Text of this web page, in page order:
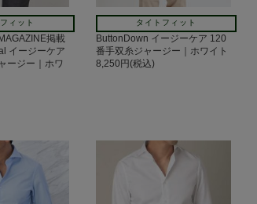
ィット
掲載
イージーケア
ージー｜ホワ
タイトフィット
ButtonDown イージーケア 120
番手双糸ジャージー｜ホワイト
8,250円(税込)